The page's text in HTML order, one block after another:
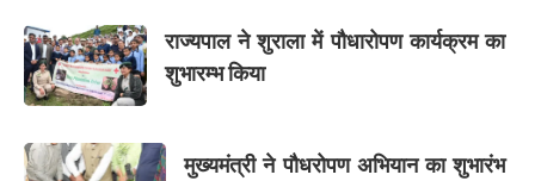
राज्यपाल ने शुराला में पौधारोपण कार्यक्रम का
शुभारम्भ किया
मुख्यमंत्री ने पौधरोपण अभियान का शुभारंभ